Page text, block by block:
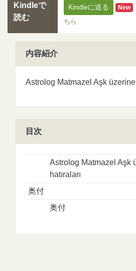
Kindleで
読む
Kindleに送る New
ちら
内容紹介
Astrolog Matmazel Aşk üzerine
目次
Astrolog Matmazel Aşk
hatıraları
奥付
奥付